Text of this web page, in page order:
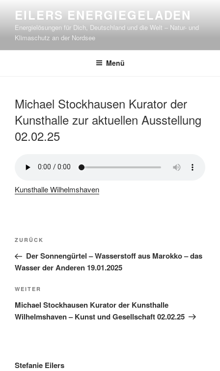
springen
EILERS ENERGIEGELADEN
Energielösungen für Dich, Deutschland und die Welt – Natur- und
Klimaschutz an der Nordsee
Menü
Michael Stockhausen Kurator der
Kunsthalle zur aktuellen Ausstellung
02.02.25
Kunsthalle Wilhelmshaven
Beitragsnavigation
Vorheriger
Beitrag
ZURÜCK
Der Sonnengürtel – Wasserstoff aus Marokko – das
Wasser der Anderen 19.01.2025
Nächster
Beitrag
WEITER
Michael Stockhausen Kurator der Kunsthalle
Wilhelmshaven – Kunst und Gesellschaft 02.02.25
Stefanie Eilers